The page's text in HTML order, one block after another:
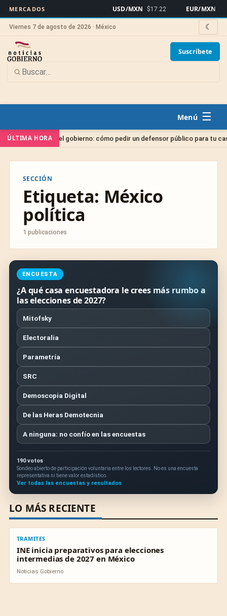
MERCADOS USD/MXN $17.22 EUR/MXN
Viernes 7 de agosto de 2026 · México ☾
Suscríbete
☰
ÚLTIMA HORA
gratis del gobierno: cómo pedir un defensor público para tu caso
SECCIÓN
Etiqueta: México
política
1 publicaciones
ENCUESTA
¿A qué casa encuestadora le crees más rumbo a
las elecciones de 2027?
Mitofsky
Electoralia
Parametría
SRC
Demoscopia Digital
De las Heras Demotecnia
A ninguna: no confío en las encuestas
190 votos
Sondeo abierto de participación voluntaria entre los lectores. No es una encuesta
representativa ni tiene valor estadístico.
Ver todas las encuestas y resultados
LO MÁS RECIENTE
TRAMITES
INE inicia preparativos para elecciones
intermedias de 2027 en México
Noticias Gobierno